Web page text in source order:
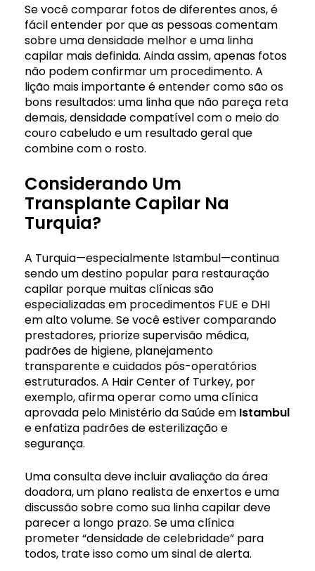
Se você comparar fotos de diferentes anos, é
fácil entender por que as pessoas comentam
sobre uma densidade melhor e uma linha
capilar mais definida. Ainda assim, apenas fotos
não podem confirmar um procedimento. A
lição mais importante é entender como são os
bons resultados: uma linha que não pareça reta
demais, densidade compatível com o meio do
couro cabeludo e um resultado geral que
combine com o rosto.
Considerando Um
Transplante Capilar Na
Turquia?
A Turquia—especialmente Istambul—continua
sendo um destino popular para restauração
capilar porque muitas clínicas são
especializadas em procedimentos FUE e DHI
em alto volume. Se você estiver comparando
prestadores, priorize supervisão médica,
padrões de higiene, planejamento
transparente e cuidados pós-operatórios
estruturados. A Hair Center of Turkey, por
exemplo, afirma operar como uma clínica
aprovada pelo Ministério da Saúde em Istambul
e enfatiza padrões de esterilização e
segurança.
Uma consulta deve incluir avaliação da área
doadora, um plano realista de enxertos e uma
discussão sobre como sua linha capilar deve
parecer a longo prazo. Se uma clínica
prometer “densidade de celebridade” para
todos, trate isso como um sinal de alerta.